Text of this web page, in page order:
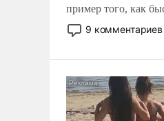
пример того, как
двигаемся по пути
революционных
псевдонаучной
стало всерьез
идеей.
9 комментариев